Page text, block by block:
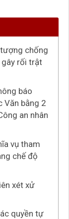
chống
gây rối trật
báo
Văn bằng 2
an nhân
vụ tham
chế độ
xét xử
quyền tự